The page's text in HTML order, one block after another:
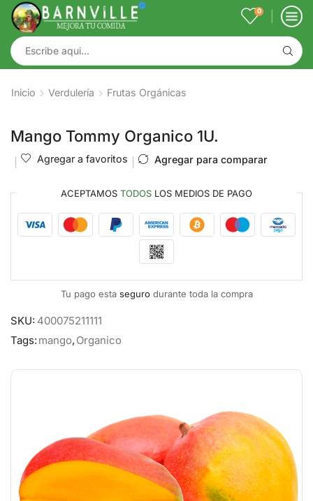
0
Inicio Verdulería Frutas Orgánicas
Mango Tommy Organico 1U.
Agregar a favoritos Agregar para comparar
ACEPTAMOS TODOS LOS MEDIOS DE PAGO
Tu pago esta segurodurante toda la compra
SKU: 400075211111
Tags: mango, Organico